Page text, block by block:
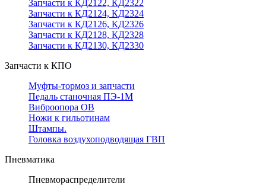
Запчасти к КД2122, КД2322
Запчасти к КД2124, КД2324
Запчасти к КД2126, КД2326
Запчасти к КД2128, КД2328
Запчасти к КД2130, КД2330
Запчасти к КПО
Муфты-тормоз и запчасти
Педаль станочная ПЭ-1М
Виброопора ОВ
Ножи к гильотинам
Штампы.
Головка воздухоподводящая ГВП
Пневматика
Пневмораспределители